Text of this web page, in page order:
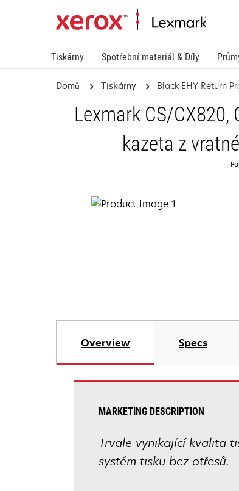
Tiskárny Spotřební materiál & Díly
Domů Tiskárny Black EHY Return
Lexmark CS/CX820,
kazeta z
Overview Specs
MARKETING DESCRIPTION
Trvale vynikající kvalita
systém tisku bez otřesů.